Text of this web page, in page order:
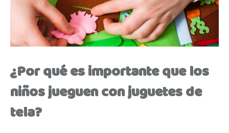
¿Por qué es importante que los
niños jueguen con juguetes de
tela?